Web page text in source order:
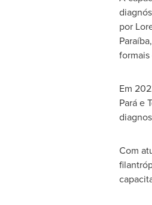
por
Em
Pará e
Com